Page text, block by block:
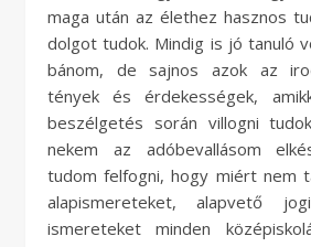
maga után az élethez hasznos
dolgot tudok. Mindig is jó tanuló
bánom, de sajnos azok az
tények és érdekességek,
beszélgetés során villogni
nekem az adóbevallásom
tudom felfogni, hogy miért nem
alapismereteket, alapvető
ismereteket minden